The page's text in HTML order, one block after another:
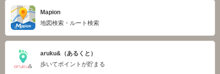
Mapion
地図検索・ルート検索
aruku&（あるくと）
歩いてポイントが貯まる